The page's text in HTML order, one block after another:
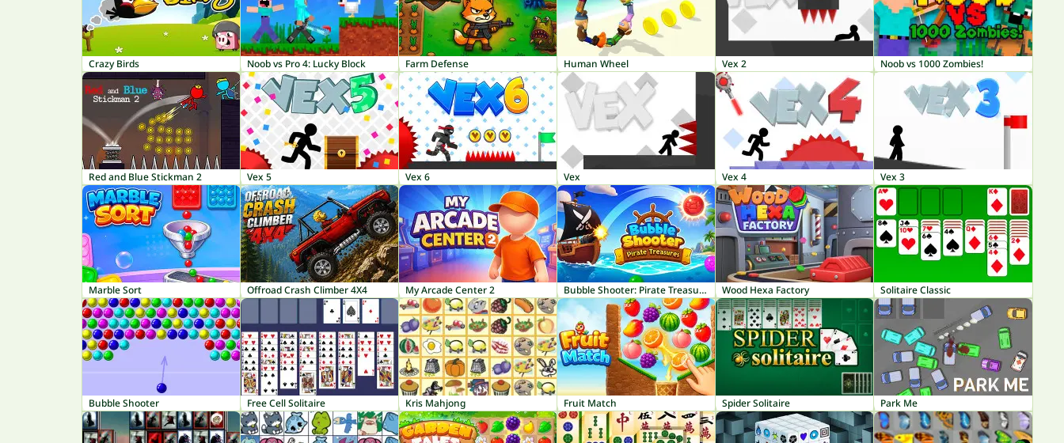
Crazy Birds Noob vs Pro 4: Lucky Block Farm Defense Human Wheel Vex 2 Noob vs 1000 Zombies!
Red and Blue Stickman 2 Vex 5 Vex 6 Vex Vex 4 Vex 3
Marble Sort Offroad Crash Climber 4X4 My Arcade Center 2 Bubble Shooter: Pirate Treasures Wood Hexa Factory Solitaire Classic
Bubble Shooter Free Cell Solitaire Kris Mahjong Fruit Match Spider Solitaire Park Me